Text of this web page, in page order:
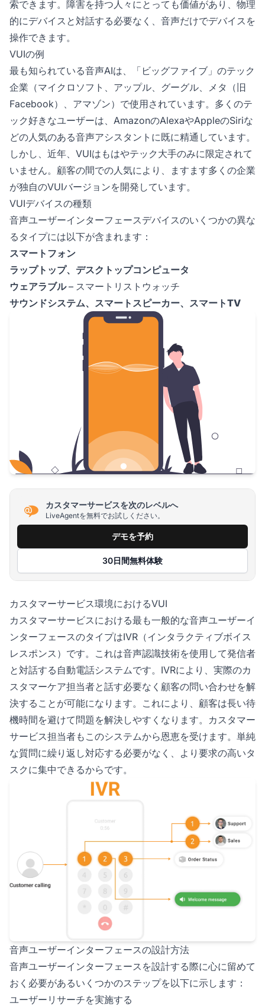
索できます。障害を持つ人々にとっても価値があり、物理
的にデバイスと対話する必要なく、音声だけでデバイスを
操作できます。
VUIの例
最も知られている音声AIは、「ビッグファイブ」のテック
企業（マイクロソフト、アップル、グーグル、メタ（旧
Facebook）、アマゾン）で使用されています。多くのテ
ック好きなユーザーは、AmazonのAlexaやAppleのSiriな
どの人気のある音声アシスタントに既に精通しています。
しかし、近年、VUIはもはやテック大手のみに限定されて
いません。顧客の間での人気により、ますます多くの企業
が独自のVUIバージョンを開発しています。
VUIデバイスの種類
音声ユーザーインターフェースデバイスのいくつかの異な
るタイプには以下が含まれます：
スマートフォン
ラップトップ、デスクトップコンピュータ
ウェアラブル– スマートリストウォッチ
サウンドシステム、スマートスピーカー、スマートTV
カスタマーサービスを次のレベルへ
LiveAgentを無料でお試しください。
デモを予約
30日間無料体験
カスタマーサービス環境におけるVUI
カスタマーサービスにおける最も一般的な音声ユーザーイ
ンターフェースのタイプはIVR（インタラクティブボイス
レスポンス）です。これは音声認識技術を使用して発信者
と対話する自動電話システムです。IVRにより、実際のカ
スタマーケア担当者と話す必要なく顧客の問い合わせを解
決することが可能になります。これにより、顧客は長い待
機時間を避けて問題を解決しやすくなります。カスタマー
サービス担当者もこのシステムから恩恵を受けます。単純
な質問に繰り返し対応する必要がなく、より要求の高いタ
スクに集中できるからです。
音声ユーザーインターフェースの設計方法
音声ユーザーインターフェースを設計する際に心に留めて
おく必要があるいくつかのステップを以下に示します：
ユーザーリサーチを実施する